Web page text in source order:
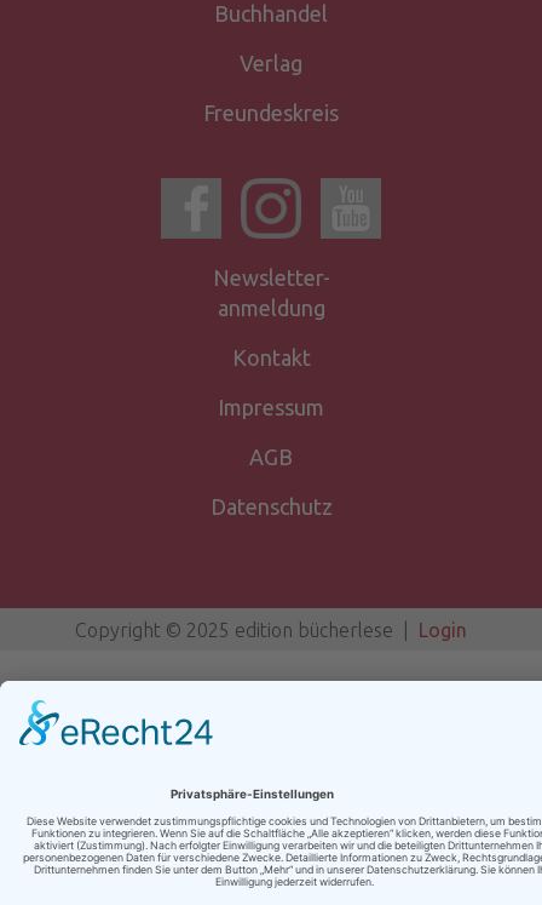
Buchhandel
Verlag
Freundeskreis
Newsletter-
anmeldung
Kontakt
Impressum
AGB
Datenschutz
Copyright © 2025 edition bücherlese | Login